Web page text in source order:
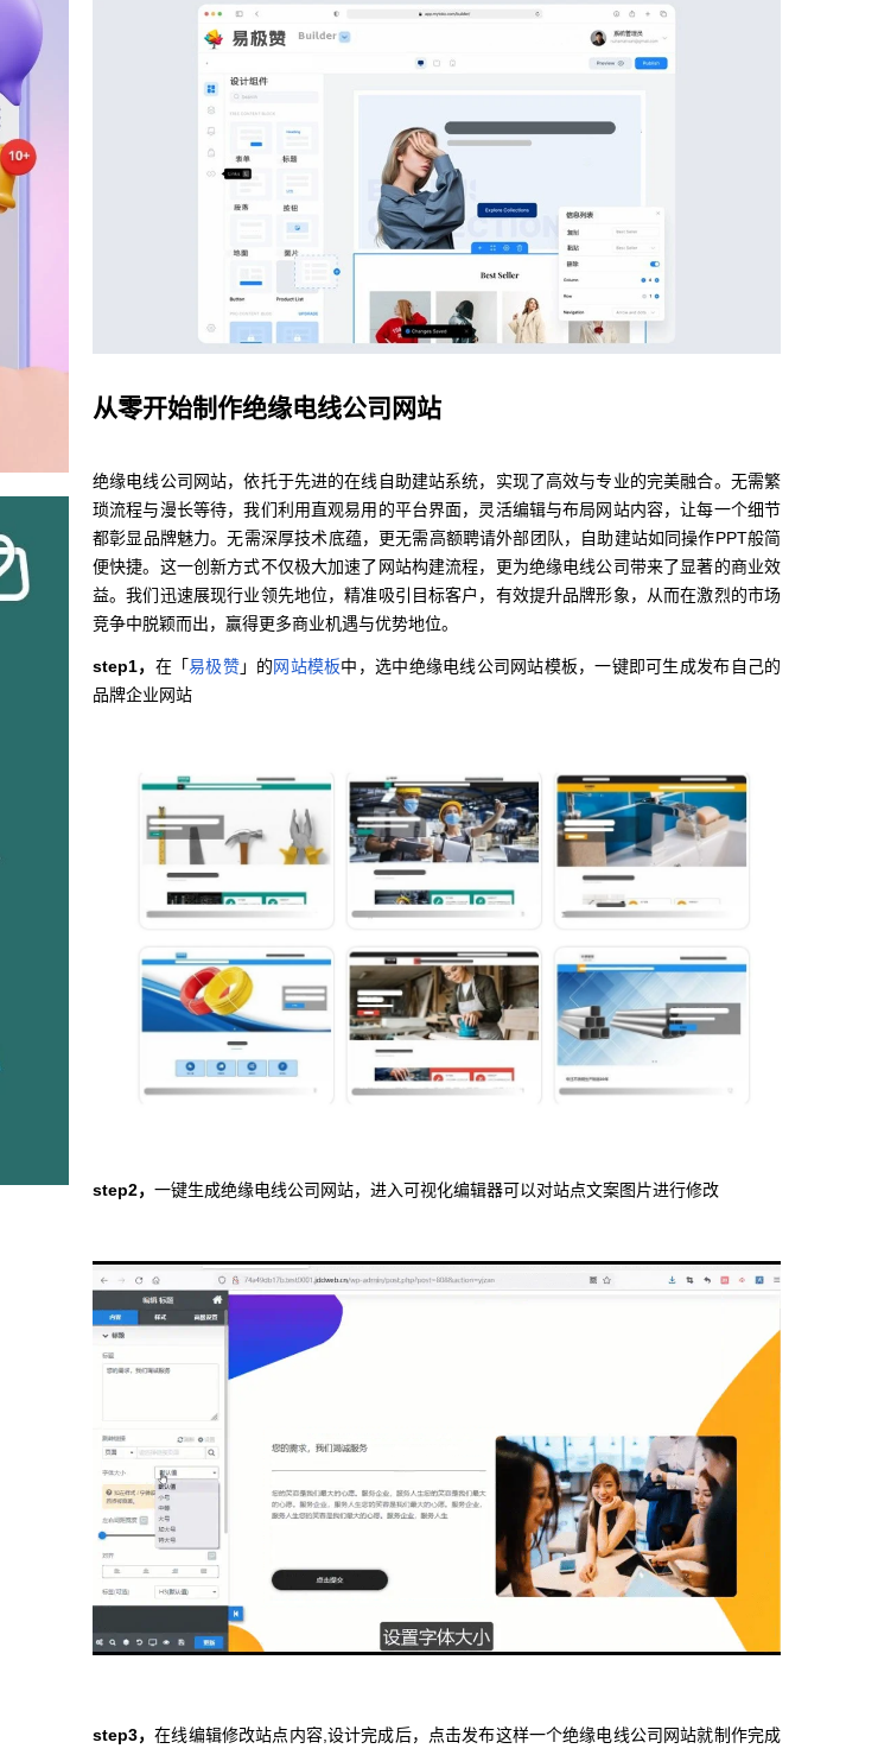
从零开始制作绝缘电线公司网站
绝缘电线公司网站，依托于先进的在线自助建站系统，实现了高效与专业的完美融合。无需繁
琐流程与漫长等待，我们利用直观易用的平台界面，灵活编辑与布局网站内容，让每一个细节
都彰显品牌魅力。无需深厚技术底蕴，更无需高额聘请外部团队，自助建站如同操作PPT般简
便快捷。这一创新方式不仅极大加速了网站构建流程，更为绝缘电线公司带来了显著的商业效
益。我们迅速展现行业领先地位，精准吸引目标客户，有效提升品牌形象，从而在激烈的市场
竞争中脱颖而出，赢得更多商业机遇与优势地位。
step1， 在「易极赞」的网站模板中，选中绝缘电线公司网站模板，一键即可生成发布自己的
品牌企业网站
step2， 一键生成绝缘电线公司网站，进入可视化编辑器可以对站点文案图片进行修改
step3，在线编辑修改站点内容,设计完成后，点击发布这样一个绝缘电线公司网站就制作完成